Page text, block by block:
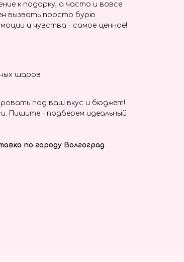
к подарку, а часто и вовсе
вызвать просто бурю
и чувства - самое ценное!
шаров
под ваш вкус и бюджет!
Пишите - подберем идеальный
по городу Волгоград